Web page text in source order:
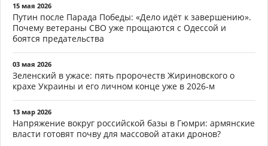
15 мая 2026
Путин после Парада Победы: «Дело идёт к завершению».
Почему ветераны СВО уже прощаются с Одессой и
боятся предательства
03 мая 2026
Зеленский в ужасе: пять пророчеств Жириновского о
крахе Украины и его личном конце уже в 2026-м
13 мар 2026
Напряжение вокруг российской базы в Гюмри: армянские
власти готовят почву для массовой атаки дронов?